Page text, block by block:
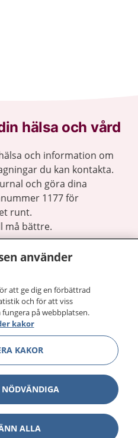
hälsa och vård
och information om
du kan kontakta.
och göra dina
1177 för
runt.
må bättre.
Visa
Visa
använder
att ge dig en förbättrad
och för att viss
på webbplatsen.
kakor
KAKOR
ALLA